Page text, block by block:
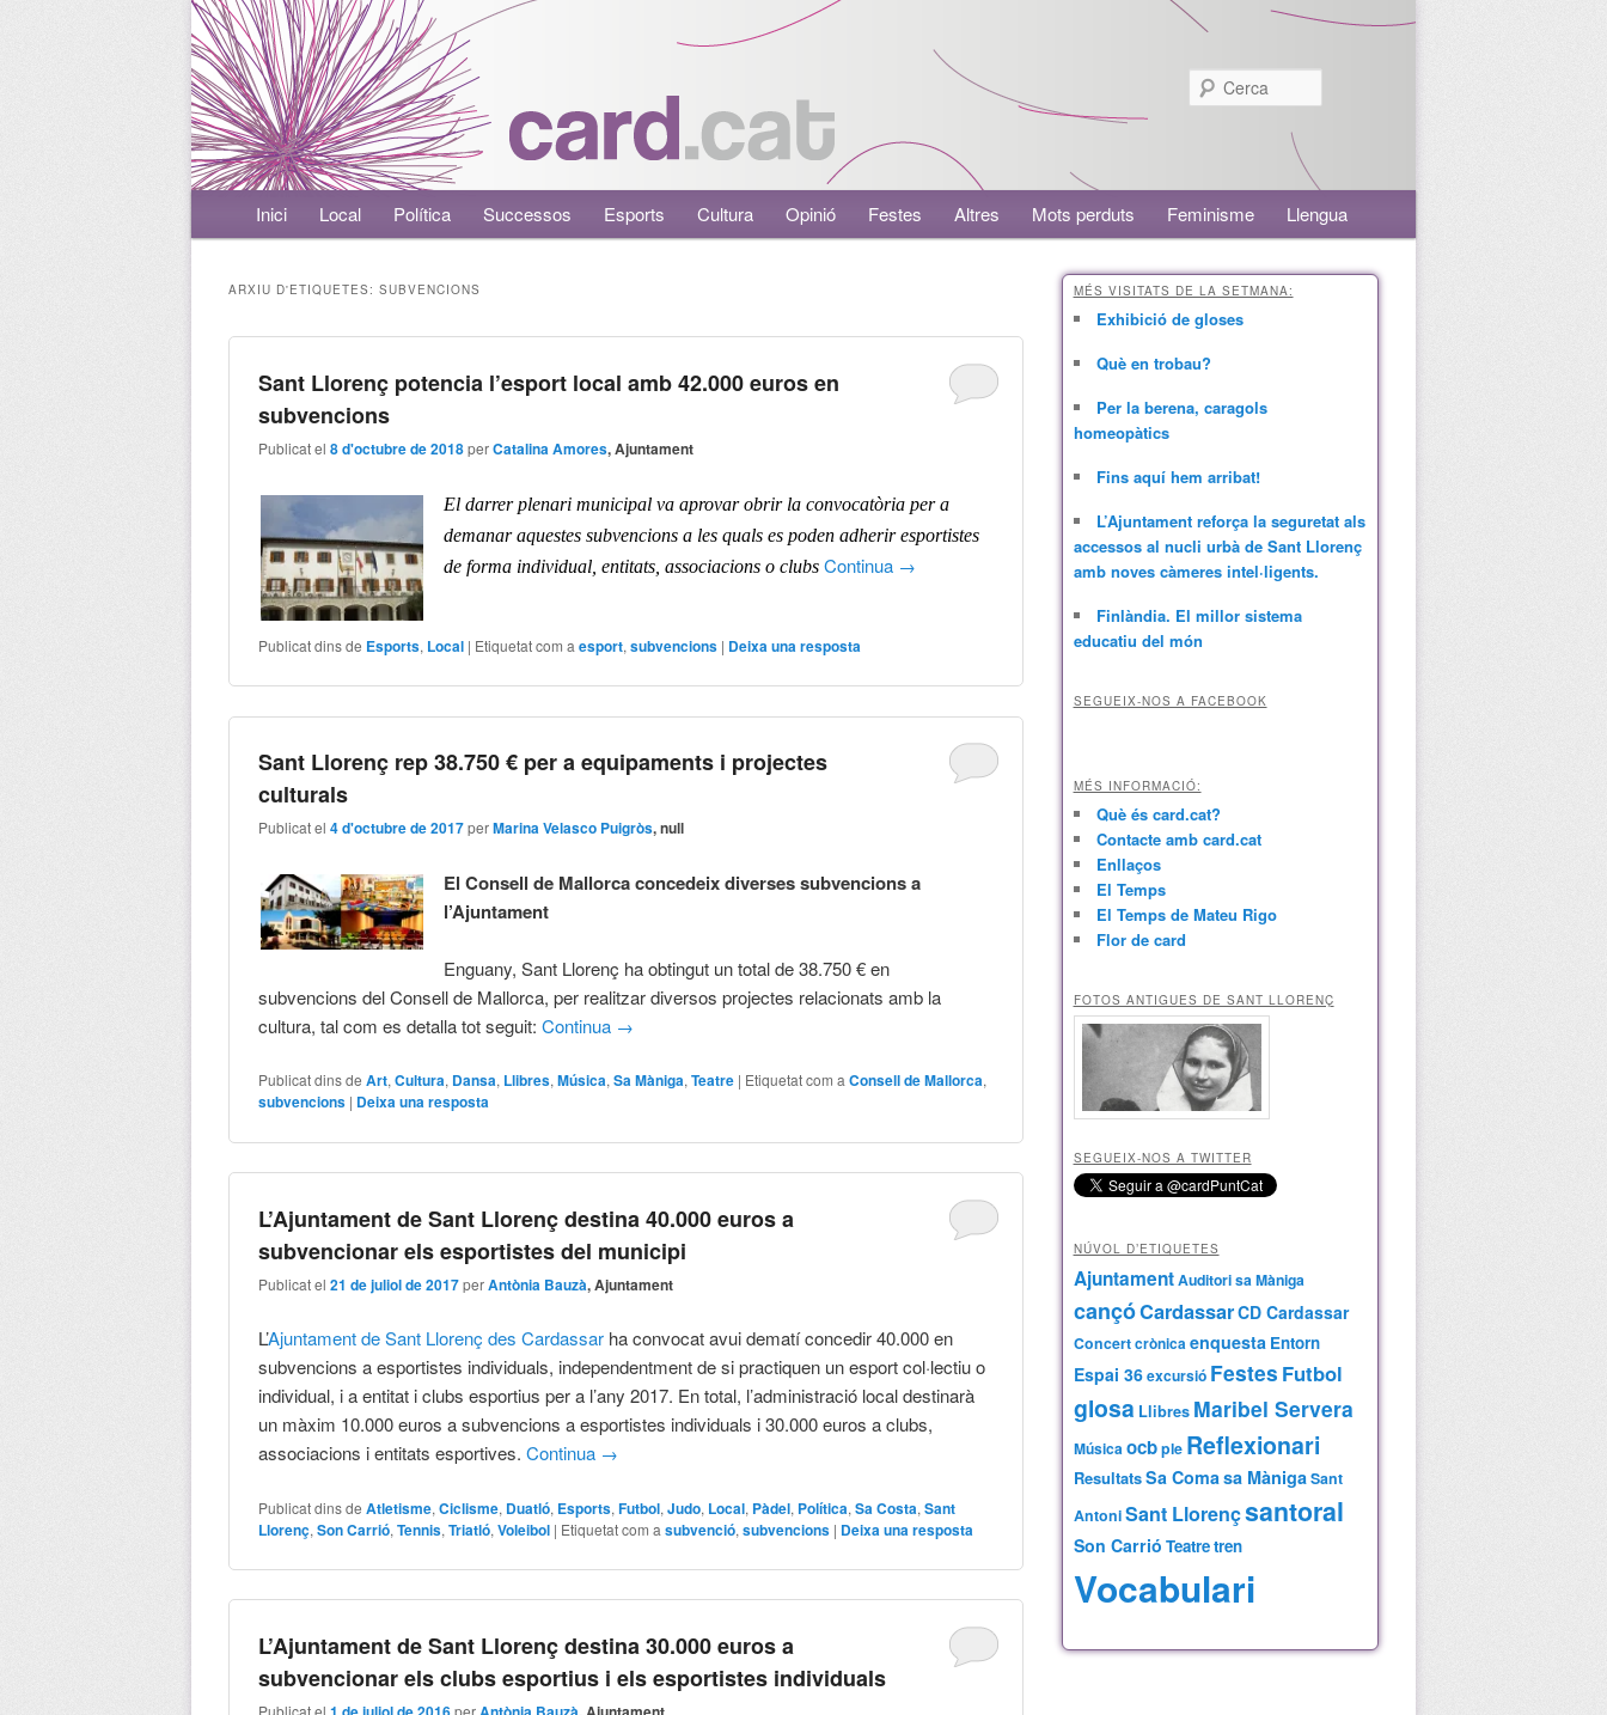
Menú principalAneu al contingut principal
Aneu al contingut secundari
Inici Local Política Successos Esports Cultura Opinió Festes Altres Mots perduts Feminisme Llengua
ARXIU D'ETIQUETES: SUBVENCIONS
Sant Llorenç potencia l’esport local amb 42.000 euros en
subvencions
Publicat el8 d'octubre de 2018perCatalina Amores, Ajuntament
El darrer plenari municipal va aprovar obrir la convocatòria per a
demanar aquestes subvencions a les quals es poden adherir esportistes
de forma individual, entitats, associacions o clubs Continua →
Publicat dins de Esports, Local | Etiquetat com a esport,subvencions | Deixa una resposta
Sant Llorenç rep 38.750 € per a equipaments i projectes
culturals
Publicat el4 d'octubre de 2017perMarina Velasco Puigròs, null
El Consell de Mallorca concedeix diverses subvencions a
l’Ajuntament
Enguany, Sant Llorenç ha obtingut un total de 38.750 € en
subvencions del Consell de Mallorca, per realitzar diversos projectes relacionats amb la
cultura, tal com es detalla tot seguit:Continua →
Publicat dins de Art,Cultura, Dansa, Llibres,Música,Sa Màniga,Teatre | Etiquetat com aConsell de Mallorca,
subvencions | Deixa una resposta
L’Ajuntament de Sant Llorenç destina 40.000 euros a
subvencionar els esportistes del municipi
Publicat el21 de juliol de 2017perAntònia Bauzà, Ajuntament
L’Ajuntament de Sant Llorenç des Cardassar ha convocat avui dematí concedir 40.000 en
subvencions a esportistes individuals, independentment de si practiquen un esport col·lectiu o
individual, i a entitat i clubs esportius per a l’any 2017. En total, l’administració local destinarà
un màxim 10.000 euros a subvencions a esportistes individuals i 30.000 euros a clubs,
associacions i entitats esportives.Continua →
Publicat dins de Atletisme,Ciclisme, Duatló, Esports,Futbol,Judo, Local, Pàdel, Política,Sa Costa,Sant
Llorenç,Son Carrió,Tennis,Triatló,Voleibol | Etiquetat com a subvenció,subvencions | Deixa una resposta
L’Ajuntament de Sant Llorenç destina 30.000 euros a
subvencionar els clubs esportius i els esportistes individuals
MÉS VISITATS DE LA SETMANA:
Exhibició de gloses
Què en trobau?
Per la berena, caragols
homeopàtics
Fins aquí hem arribat!
L’Ajuntament reforça la seguretat als
accessos al nucli urbà de Sant Llorenç
amb noves càmeres intel·ligents.
Finlàndia. El millor sistema
educatiu del món
SEGUEIX-NOS A FACEBOOK
MÉS INFORMACIÓ:
Què és card.cat?
Contacte amb card.cat
Enllaços
El Temps
El Temps de Mateu Rigo
Flor de card
FOTOS ANTIGUES DE SANT LLORENÇ
SEGUEIX-NOS A TWITTER
NÚVOL D’ETIQUETES
AjuntamentAuditori sa Màniga
cançóCardassarCD Cardassar
Concertcrònicaenquesta Entorn
Espai 36excursió Festes Futbol
glosa Llibres Maribel Servera
Músicaocbple Reflexionari
ResultatsSa Comasa MànigaSant
AntoniSant Llorençsantoral
Son Carrió Teatretren
Vocabulari